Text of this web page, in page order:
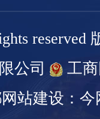
reserved
公司
工
站建设：今